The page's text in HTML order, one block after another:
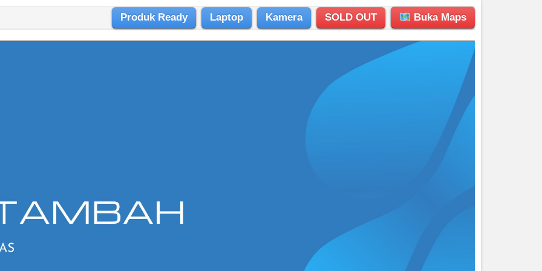
Produk Ready Laptop Kamera SOLD OUT Buka Maps